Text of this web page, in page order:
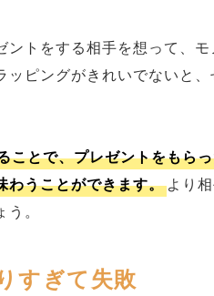
ントをする相手を想って、
ピングがきれいでないと
ことで、プレゼントをもら
わうことができます。 より
。
すぎて失敗